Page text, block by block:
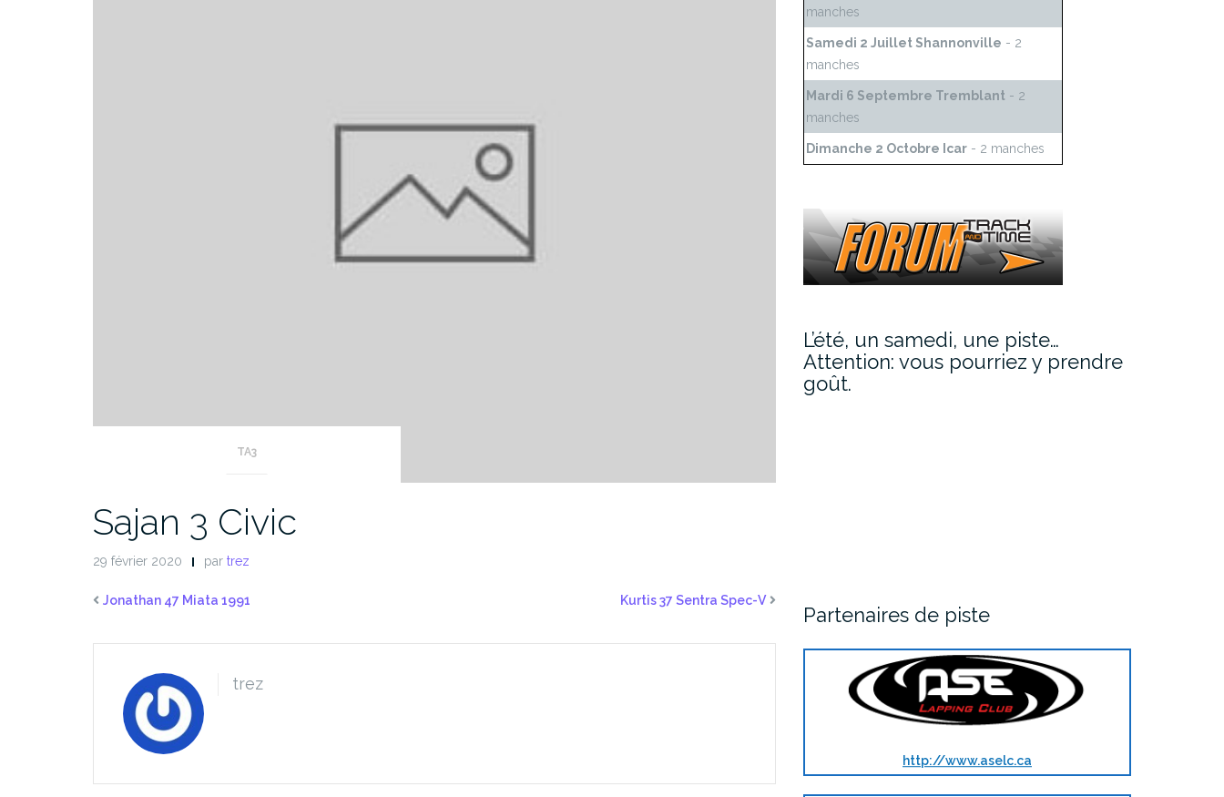
TA3
Sajan 3 Civic
29 février 2020 par trez
Jonathan 47 Miata 1991 Kurtis 37 Sentra Spec-V
trez
manches
Samedi 2 Juillet Shannonville - 2
manches
Mardi 6 Septembre Tremblant - 2
manches
Dimanche 2 Octobre Icar - 2 manches
L’été, un samedi, une piste…
Attention: vous pourriez y prendre
goût.
Partenaires de piste
http://www.aselc.ca